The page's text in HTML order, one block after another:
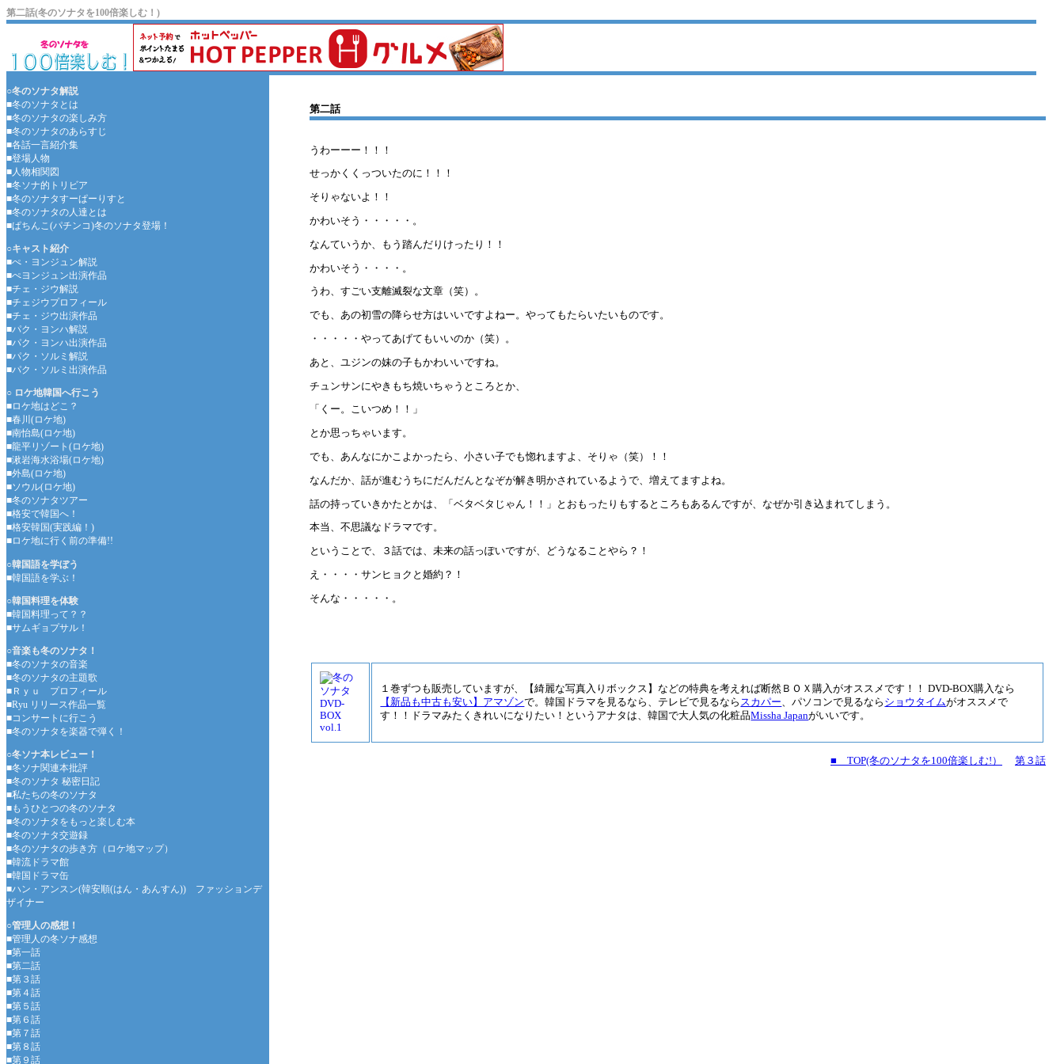
第二話(冬のソナタを100倍楽しむ！)
第二話
うわーーー！！！
せっかくくっついたのに！！！
そりゃないよ！！
かわいそう・・・・・。
なんていうか、もう踏んだりけったり！！
かわいそう・・・・。
うわ、すごい支離滅裂な文章（笑）。
でも、あの初雪の降らせ方はいいですよねー。やってもたらいたいものです。
・・・・・やってあげてもいいのか（笑）。
あと、ユジンの妹の子もかわいいですね。
チュンサンにやきもち焼いちゃうところとか、
「くー。こいつめ！！」
とか思っちゃいます。
でも、あんなにかこよかったら、小さい子でも惚れますよ、そりゃ（笑）！！
なんだか、話が進むうちにだんだんとなぞが解き明かされているようで、増えてますよね。
話の持っていきかたとかは、「ベタベタじゃん！！」とおもったりもするところもあるんですが、なぜか引き込まれてしまう。
本当、不思議なドラマです。
ということで、３話では、未来の話っぽいですが、どうなることやら？！
え・・・・サンヒョクと婚約？！
そんな・・・・・。
１巻ずつも販売していますが、【綺麗な写真入りボックス】などの特典を考えれば断然ＢＯＸ購入がオススメです！！ DVD-BOX購入なら
【新品も中古も安い】アマゾンで。韓国ドラマを見るなら、テレビで見るなら スカパー、パソコンで見るなら ショウタイムがオススメで
す！！ドラマみたくきれいになりたい！というアナタは、韓国で大人気の化粧品Missha Japanがいいです。
■ TOP(冬のソナタを100倍楽しむ!） 第３話
○冬のソナタ解説
■冬のソナタとは
■冬のソナタの楽しみ方
■冬のソナタのあらすじ
■各話一言紹介集
■登場人物
■人物相関図
■冬ソナ的トリビア
■冬のソナタすーぱーりすと
■冬のソナタの人達とは
■ぱちんこ(パチンコ)冬のソナタ登場！
○キャスト紹介
■ぺ・ヨンジュン解説
■ぺヨンジュン出演作品
■チェ・ジウ解説
■チェジウプロフィール
■チェ・ジウ出演作品
■パク・ヨンハ解説
■パク・ヨンハ出演作品
■パク・ソルミ解説
■パク・ソルミ出演作品
○ ロケ地韓国へ行こう
■ロケ地はどこ？
■春川(ロケ地)
■南怡島(ロケ地)
■龍平リゾート(ロケ地)
■湫岩海水浴場(ロケ地)
■外島(ロケ地)
■ソウル(ロケ地)
■冬のソナタツアー
■格安で韓国へ！
■格安韓国(実践編！)
■ロケ地に行く前の準備!!
○韓国語を学ぼう
■韓国語を学ぶ！
○韓国料理を体験
■韓国料理って？？
■サムギョプサル！
○音楽も冬のソナタ！
■冬のソナタの音楽
■冬のソナタの主題歌
■Ｒｙｕ プロフィール
■Ryu リリース作品一覧
■コンサートに行こう
■冬のソナタを楽器で弾く！
○冬ソナ本レビュー！
■冬ソナ関連本批評
■冬のソナタ 秘密日記
■私たちの冬のソナタ
■もうひとつの冬のソナタ
■冬のソナタをもっと楽しむ本
■冬のソナタ交遊録
■冬のソナタの歩き方（ロケ地マップ）
■韓流ドラマ館
■韓国ドラマ缶
■ハン・アンスン(韓安順(はん・あんすん)) ファッションデ
ザイナー
○管理人の感想！
■管理人の冬ソナ感想
■第一話
■第二話
■第３話
■第４話
■第５話
■第６話
■第７話
■第８話
■第９話